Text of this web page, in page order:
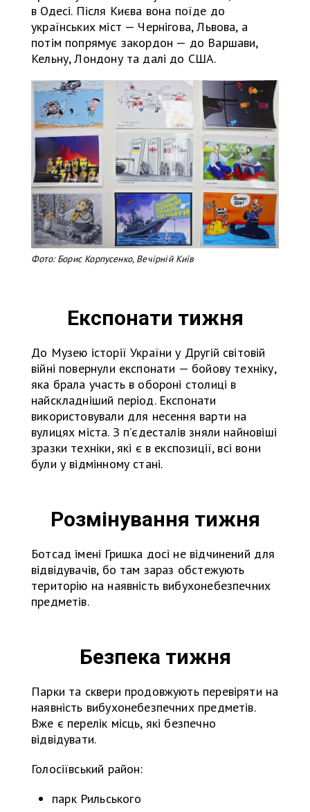
в Одесі. Після Києва вона поїде до
українських міст — Чернігова, Львова, а
потім попрямує закордон — до Варшави,
Кельну, Лондону та далі до США.
Фото: Борис Корпусенко, Вечірній Київ
Експонати тижня
До Музею історії України у Другій світовій
війні повернули експонати — бойову техніку,
яка брала участь в обороні столиці в
найскладніший період. Експонати
використовували для несення варти на
вулицях міста. З п’єдесталів зняли найновіші
зразки техніки, які є в експозиції, всі вони
були у відмінному стані.
Розмінування тижня
Ботсад імені Гришка досі не відчинений для
відвідувачів, бо там зараз обстежують
територію на наявність вибухонебезпечних
предметів.
Безпека тижня
Парки та сквери продовжують перевіряти на
наявність вибухонебезпечних предметів.
Вже є перелік місць, які безпечно
відвідувати.
Голосіївський район:
парк Рильського